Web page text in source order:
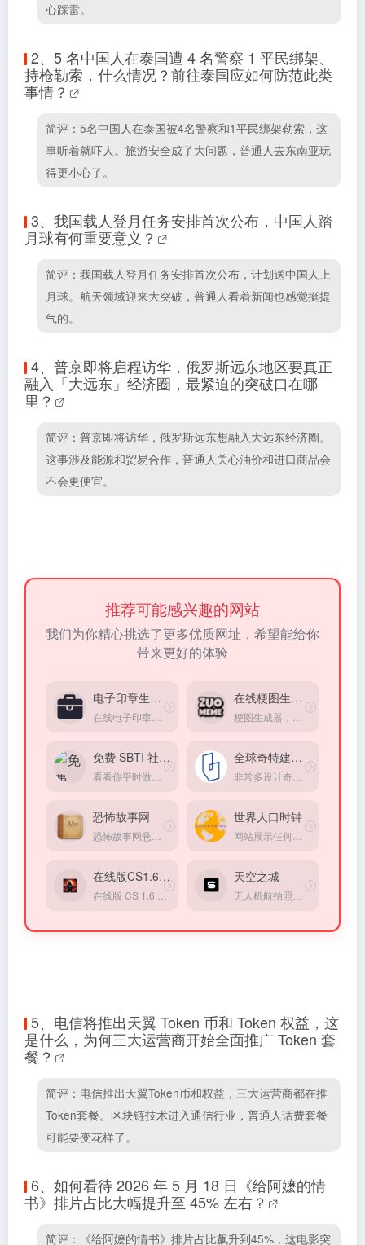
心踩雷。
2、 5 名中国人在泰国遭 4 名警察 1 平民绑架、
持枪勒索，什么情况？前往泰国应如何防范此类
事情？
简评：5名中国人在泰国被4名警察和1平民绑架勒索，这
事听着就吓人。旅游安全成了大问题，普通人去东南亚玩
得更小心了。
3、 我国载人登月任务安排首次公布，中国人踏
月球有何重要意义？
简评：我国载人登月任务安排首次公布，计划送中国人上
月球。航天领域迎来大突破，普通人看着新闻也感觉挺提
气的。
4、 普京即将启程访华，俄罗斯远东地区要真正
融入「大远东」经济圈，最紧迫的突破口在哪
里？
简评：普京即将访华，俄罗斯远东想融入大远东经济圈。
这事涉及能源和贸易合作，普通人关心油价和进口商品会
不会更便宜。
推荐可能感兴趣的网站
我们为你精心挑选了更多优质网址，希望能给你
带来更好的体验
电子印章生成器 在线梗图生成器
免费 SBTI 社交性格测试 全球奇特建筑大赏
恐怖故事网 世界人口时钟
在线版CS1.6游戏
在线版 CS 1.6 游戏，不用注册登录
天空之城
5、 电信将推出天翼 Token 币和 Token 权益，这
是什么，为何三大运营商开始全面推广 Token 套
餐？
简评：电信推出天翼Token币和权益，三大运营商都在推
Token套餐。区块链技术进入通信行业，普通人话费套餐
可能要变花样了。
6、 如何看待 2026 年 5 月 18 日《给阿嬷的情
书》排片占比大幅提升至 45% 左右？
简评：《给阿嬷的情书》排片占比飙升到45%，这电影突